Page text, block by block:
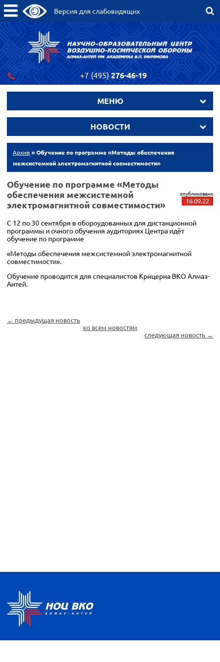
Версия для слабовидящих
+7 (495) 276-46-19
МЕНЮ
НОВОСТИ
Архив » Обучение по программе «Методы обеспечения
межсистемной электромагнитной совместимости»
Обучение по программе «Методы
обеспечения межсистемной
электромагнитной совместимости»
опубликовано
16.09.22
С 12 по 30 сентября в обороудованных для дистанционной
программы и очного обучения аудиториях Центра идёт
обучение по программе
«Методы обеспечения межсистемной электромагнитной
совместимости».
Обучение проводится для специалистов Крнцерна ВКО Алмаз-
Антей.
← предыдущая новость
ко всем новостям
следующая новость →